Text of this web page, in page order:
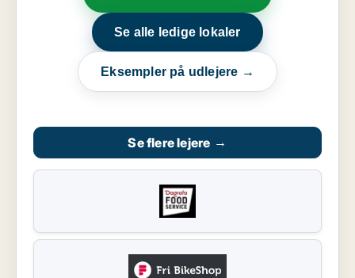
Se alle ledige lokaler
Eksempler på udlejere →
Se flere lejere →